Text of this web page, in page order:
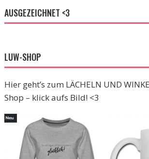
AUSGEZEICHNET <3
LUW-SHOP
Hier geht’s zum LÄCHELN UND
Shop – klick aufs Bild! <3